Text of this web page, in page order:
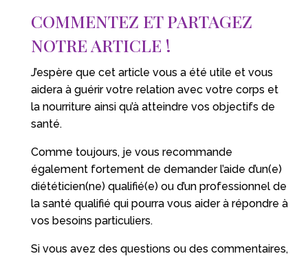
COMMENTEZ ET PARTAGEZ
NOTRE ARTICLE !
J’espère que cet article vous a été utile et vous
aidera à guérir votre relation avec votre corps et
la nourriture ainsi qu’à atteindre vos objectifs de
santé.
Comme toujours, je vous recommande
également fortement de demander l’aide d’un(e)
diététicien(ne) qualifié(e) ou d’un professionnel de
la santé qualifié qui pourra vous aider à répondre à
vos besoins particuliers.
Si vous avez des questions ou des commentaires,